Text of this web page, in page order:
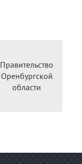
Правительство
Оренбургской
области